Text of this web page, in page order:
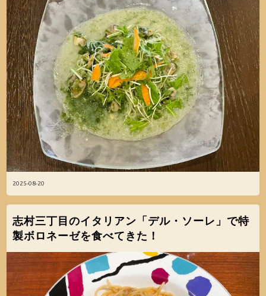
2025-08-20
志村三丁目のイタリアン「デル・ソーレ」で特
製ボロネーゼを食べてきた！